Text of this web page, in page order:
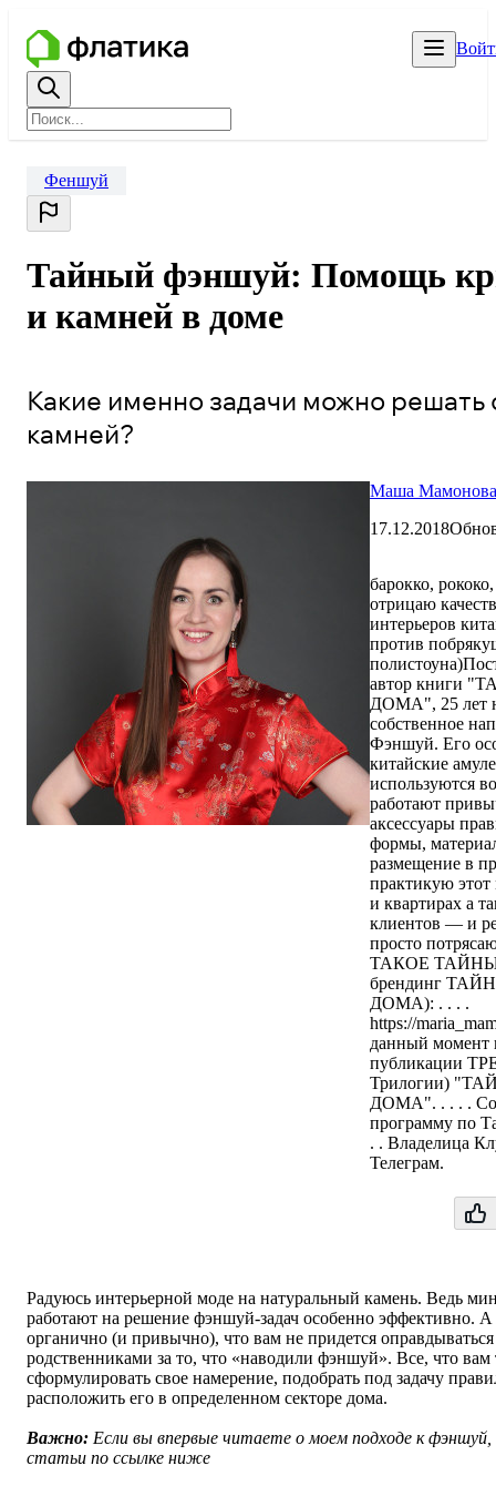
Феншуй
Тайный фэншуй: Помощь
и камней в доме
Какие именно задачи можно
камней?
Маша Мамонова
17.12.2018
барокко,
отрицаю
интерьеров
против
автор книги
ДОМА", 25 лет
собственное
Фэншуй. Его
китайские
используются
работают
аксессуары
формы,
размещение в
практикую этот
и квартирах а
клиентов — и
просто
ТАКОЕ
брендинг
ДОМА): . . . .
https://
данный момент
публикации
Трилогии)
ДОМА". . . . .
программу по
. . Владелица
Телеграм.
Радуюсь интерьерной моде на натуральный камень. Ведь
работают на решение фэншуй-задач особенно эффективно. А
органично (и привычно), что вам не придется
родственниками за то, что «наводили фэншуй». Все, что вам
сформулировать свое намерение, подобрать под задачу
расположить его в определенном секторе дома.
Важно: Если вы впервые читаете о моем подходе к
статьи по ссылке ниже